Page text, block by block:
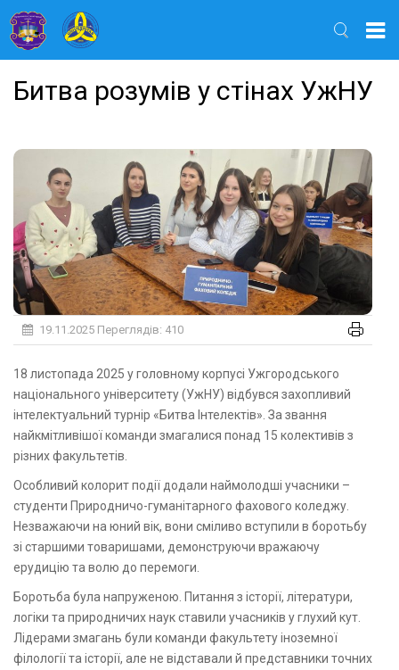
Битва розумів у стінах УжНУ
19.11.2025 Переглядів: 410
18 листопада 2025 у головному корпусі Ужгородського
національного університету (УжНУ) відбувся захопливий
інтелектуальний турнір «Битва Інтелектів». За звання
найкмітливішої команди змагалися понад 15 колективів з
різних факультетів.
Особливий колорит події додали наймолодші учасники –
студенти Природничо-гуманітарного фахового коледжу.
Незважаючи на юний вік, вони сміливо вступили в боротьбу
зі старшими товаришами, демонструючи вражаючу
ерудицію та волю до перемоги.
Боротьба була напруженою. Питання з історії, літератури,
логіки та природничих наук ставили учасників у глухий кут.
Лідерами змагань були команди факультету іноземної
філології та історії, але не відставали й представники точних